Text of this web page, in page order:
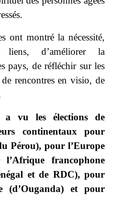
ont montré la nécessité,
d’améliorer la
pays, de réfléchir sur les
rencontres en visio, de
vu les élections de
continentaux pour
Pérou), pour l’Europe
francophone
et de RDC), pour
(d’Ouganda) et pour